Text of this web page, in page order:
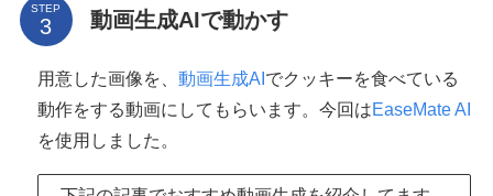
STEP 動画生成AIで動かす
用意した画像を、 動画生成AI でクッキーを食べている
動作をする動画にしてもらいます。今回はEaseMate AI
を使用しました。